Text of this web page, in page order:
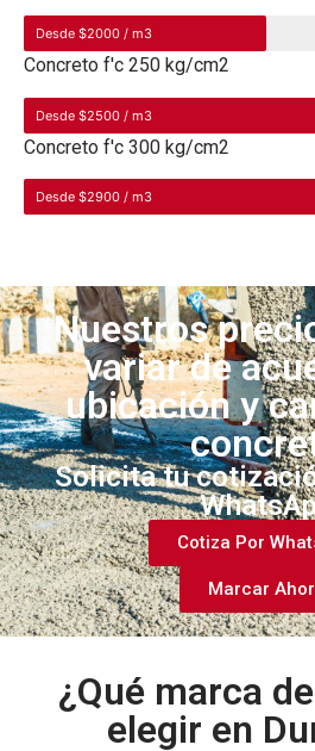
Desde $2000 / m3
Concreto f'c 250 kg/cm2
Desde $2500 / m3
Concreto f'c 300 kg/cm2
Desde $2900 / m3
Nuestros
variar de
ubicación y
Solicita tu
Cotiza Por
Marcar
¿Qué marca
elegir en